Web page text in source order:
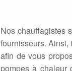
Nos chauffagistes
fournisseurs. Ainsi,
afin de vous
pompes à chaleur